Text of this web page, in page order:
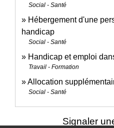
Social - Santé
Hébergement d'une
handicap
Social - Santé
Handicap et emploi
Travail - Formation
Allocation
Social - Santé
Signaler